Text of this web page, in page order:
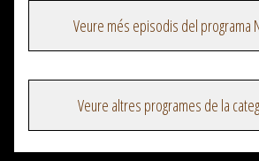
Veure més episodis del programa
Veure altres programes de la